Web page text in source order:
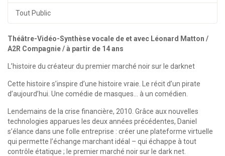
Tout Public
Théâtre-Vidéo-Synthèse vocale de et avec Léonard Matton /
A2R Compagnie / à partir de 14 ans
L’histoire du créateur du premier marché noir sur le darknet
Cette histoire s’inspire d’une histoire vraie. Le récit d’un pirate
d’aujourd’hui. Une comédie de masques… à un comédien.
Lendemains de la crise financière, 2010. Grâce aux nouvelles
technologies apparues les deux années précédentes, Daniel
s’élance dans une folle entreprise : créer une plateforme virtuelle
qui permette l’échange marchant idéal – qui échappe à tout
contrôle étatique ; le premier marché noir sur le dark net.